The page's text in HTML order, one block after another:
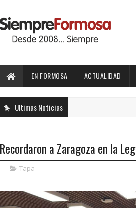
EN FORMOSA ACTUALIDAD
Ultimas Noticias
Recordaron a Zaragoza en la
Tapa